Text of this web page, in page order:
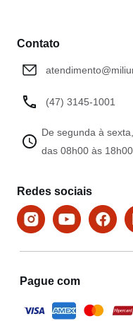
Contato
(47) 3145-1001
De segunda à sexta,
das 08h00 às 18h00.
Redes sociais
Pague com